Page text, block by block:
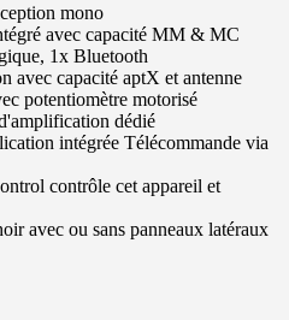
mono
avec capacité MM & MC
1x Bluetooth
avec capacité aptX et antenne
potentiomètre motorisé
dédié
intégrée Télécommande via
contrôle cet appareil et
avec ou sans panneaux latéraux